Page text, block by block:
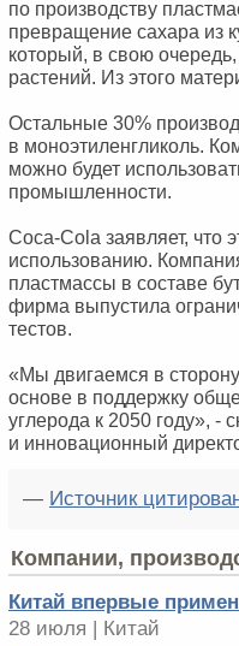
по производству
превращение сахара из
который, в свою
растений. Из этого
Остальные 30%
в моноэтиленгликоль.
можно будет
промышленности.
Coca-Cola заявляет, что
использованию.
пластмассы в составе
фирма выпустила
тестов.
«Мы двигаемся в
основе в поддержку
углерода к 2050 году», ‑
и инновационный
— Источник
Компании,
Китай впервые
28 июля | Китай